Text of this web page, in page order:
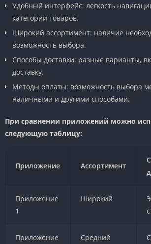
Удобный интерфейс: легкость
категории товаров.
Широкий ассортимент: наличие
возможность выбора.
Способы доставки: разные варианты,
доставку.
Методы оплаты: возможность выбора
наличными и другими способами.
При сравнении приложений можно
следующую таблицу:
Приложение Ассортимент
Приложение
1
Широкий
Приложение
Средний